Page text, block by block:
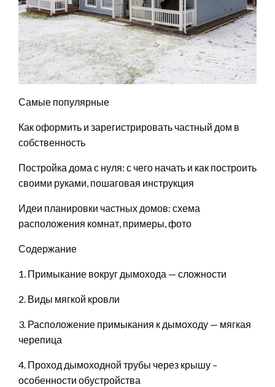
Самые популярные
Как оформить и зарегистрировать частный дом в
собственность
Постройка дома с нуля: с чего начать и как построить
своими руками, пошаговая инструкция
Идеи планировки частных домов: схема
расположения комнат, примеры, фото
Содержание
1. Примыкание вокруг дымохода — сложности
2. Виды мягкой кровли
3. Расположение примыкания к дымоходу — мягкая
черепица
4. Проход дымоходной трубы через крышу –
особенности обустройства